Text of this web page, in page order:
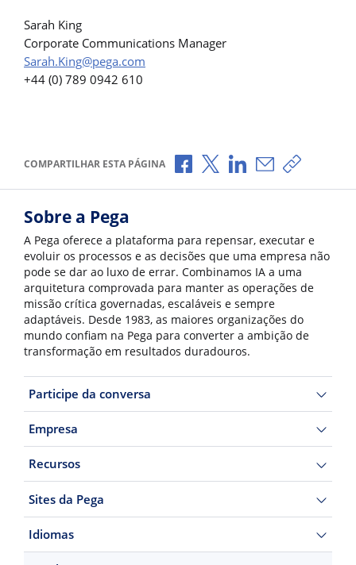
Sarah King
Corporate Communications Manager
Sarah.King@pega.com
+44 (0) 789 0942 610
COMPARTILHAR ESTA PÁGINA Compartilhar no Facebook
Compartilhar no X
Compartilhar no
Compartilhar
Copiar
Sobre a Pega
A Pega oferece a plataforma para repensar, executar e
evoluir os processos e as decisões que uma empresa não
pode se dar ao luxo de errar. Combinamos IA a uma
arquitetura comprovada para manter as operações de
missão crítica governadas, escaláveis e sempre
adaptáveis. Desde 1983, as maiores organizações do
mundo confiam na Pega para converter a ambição de
transformação em resultados duradouros.
Participe da conversa
Empresa
Recursos
Sites da Pega
Idiomas